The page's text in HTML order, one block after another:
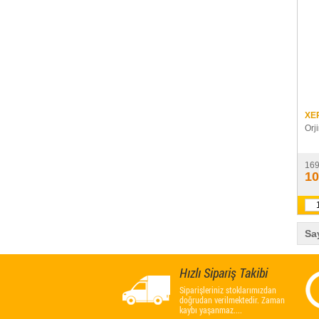
Hızlı Sipariş Takibi
Siparişleriniz stoklarımızdan
doğrudan verilmektedir. Zaman
kaybı yaşanmaz....